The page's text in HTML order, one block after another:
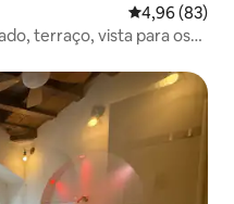
4,96 de uma
4,96 (83)
terraço, vista para os